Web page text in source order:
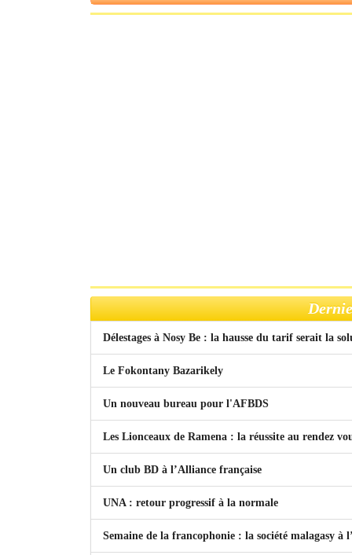
Délestages à Nosy Be : la hausse du tarif serait la
Le Fokontany Bazarikely
Un nouveau bureau pour l'AFBDS
Les Lionceaux de Ramena : la réussite au rendez
Un club BD à l’Alliance française
UNA : retour progressif à la normale
Semaine de la francophonie : la société malagasy à